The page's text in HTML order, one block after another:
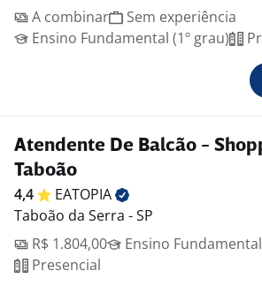
A combinar
Sem experiência
Ensino Fundamental (1º grau)
Atendente De Balcão -
Taboão
4,4
EATOPIA
Taboão da Serra - SP
R$ 1.804,00
Ensino
Presencial